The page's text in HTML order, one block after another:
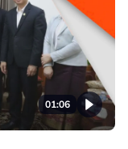
01:06